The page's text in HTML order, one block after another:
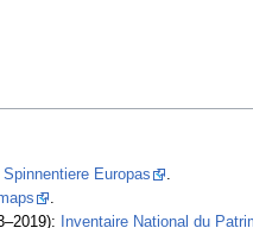
Europas
.
Inventaire National du